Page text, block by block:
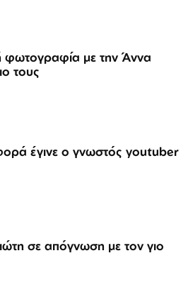
φωτογραφία με την Άννα
τους
έγινε ο γνωστός youtuber
σε απόγνωση με τον γιο